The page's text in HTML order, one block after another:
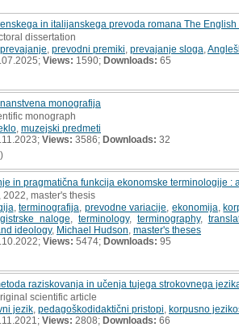
in italijanskega prevoda romana The
dissertation
prevodni premiki prevajanje sloga
Views: 1590; Downloads: 65
monografija
monograph
muzejski predmeti
Views: 3586; Downloads: 32
in pragmatična funkcija ekonomske terminologije
, 2022, master's thesis
,terminografija prevodne variacije ekonomija ,
naloge terminology, terminography,
ideology, Michael Hudson master's theses
Views: 5474; Downloads: 95
raziskovanja in učenja tujega strokovnega
scientific article
jezik pedagoškodidaktični pristopi korpusno
Views: 2808; Downloads: 66